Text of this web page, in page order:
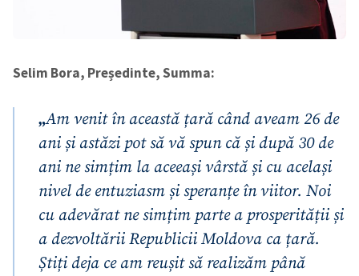
Selim Bora, Președinte, Summa:
„Am venit în această țară când aveam 26 de
ani și astăzi pot să vă spun că și după 30 de
ani ne simțim la aceeași vârstă și cu același
nivel de entuziasm și speranțe în viitor. Noi
cu adevărat ne simțim parte a prosperității și
a dezvoltării Republicii Moldova ca țară.
Știți deja ce am reușit să realizăm până